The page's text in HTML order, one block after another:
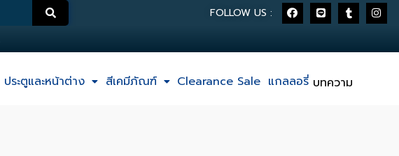
FOLLOW US :
ประตูและหน้าต่าง สีเคมีภัณฑ์ Clearance Sale แกลลอรี่ บทความ